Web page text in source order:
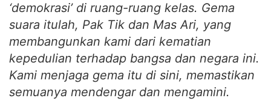
‘demokrasi’ di ruang-ruang kelas. Gema
suara itulah, Pak Tik dan Mas Ari, yang
membangunkan kami dari kematian
kepedulian terhadap bangsa dan negara ini.
Kami menjaga gema itu di sini, memastikan
semuanya mendengar dan mengamini.